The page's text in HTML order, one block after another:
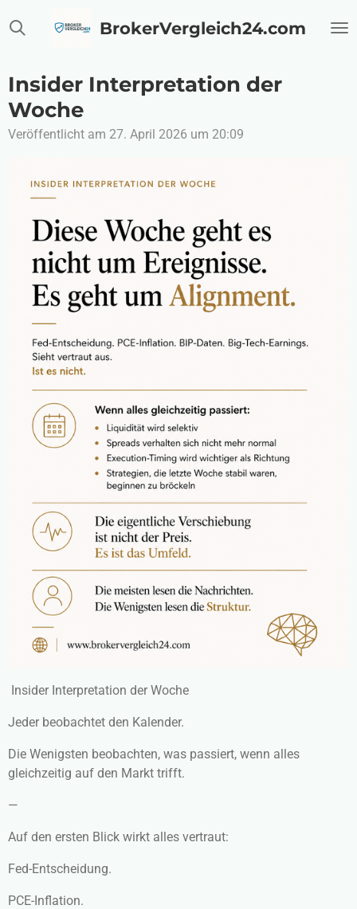
Hauptinhalt
BrokerVergleich24.com
Insider Interpretation der
Woche
Veröffentlicht am 27. April 2026 um 20:09
Insider Interpretation der Woche
Jeder beobachtet den Kalender.
Die Wenigsten beobachten, was passiert, wenn alles
gleichzeitig auf den Markt trifft.
—
Auf den ersten Blick wirkt alles vertraut:
Fed-Entscheidung.
PCE-Inflation.